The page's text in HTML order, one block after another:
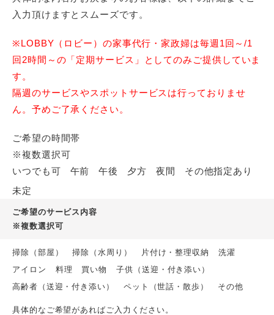
入力頂けますとスムーズです。
※LOBBY（ロビー）の家事代行・家政婦は毎週1回～/1
回2時間～の「定期サービス」としてのみご提供していま
す。
隔週のサービスやスポットサービスは行っておりませ
ん。予めご了承ください。
ご希望の時間帯
※複数選択可
いつでも可
午前 午後 夕方 夜間
その他指定あり
未定
ご希望のサービス内容
※複数選択可
掃除（部屋） 掃除（水周り） 片付け・整理収納
洗濯
アイロン
料理 買い物
子供（送迎・付き添い）
高齢者（送迎・付き添い）
ペット（世話・散歩） その他
具体的なご希望があればご入力ください。